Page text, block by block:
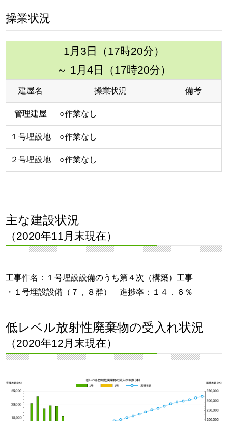
操業状況
1月3日（17時20分）
～ 1月4日（17時20分）
建屋名 操業状況 備考
管理建屋 ○作業なし
１号埋設地 ○作業なし
２号埋設地 ○作業なし
主な建設状況
（2020年11月末現在）
工事件名：１号埋設設備のうち第４次（構築）工事
・１号埋設設備（７，８群） 進捗率：１４．６％
低レベル放射性廃棄物の受入れ状況
（2020年12月末現在）